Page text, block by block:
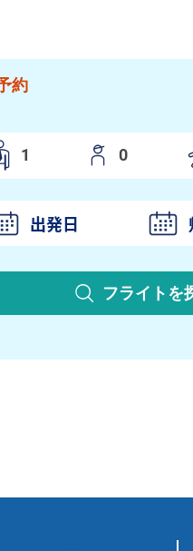
約
出発日
フライトを